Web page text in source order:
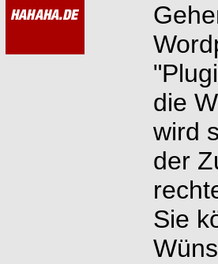
die
wird
der
Sie